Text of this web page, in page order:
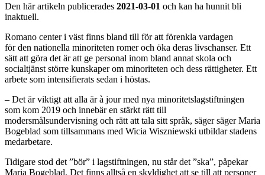
Den här artikeln publicerades 2021-03-01 och kan ha hunnit bli
inaktuell.
Romano center i väst finns bland till för att förenkla vardagen
för den nationella minoriteten romer och öka deras livschanser. Ett
sätt att göra det är att ge personal inom bland annat skola och
socialtjänst större kunskaper om minoriteten och dess rättigheter. Ett
arbete som intensifierats sedan i höstas.
– Det är viktigt att alla är à jour med nya minoritetslagstiftningen
som kom 2019 och innebär en stärkt rätt till
modersmålsundervisning och rätt att tala sitt språk, säger säger Maria
Bogeblad som tillsammans med Wicia Wiszniewski utbildar stadens
medarbetare.
Tidigare stod det ”bör” i lagstiftningen, nu står det ”ska”, påpekar
Maria Bogeblad. Det finns alltså en skyldighet att se till att personer